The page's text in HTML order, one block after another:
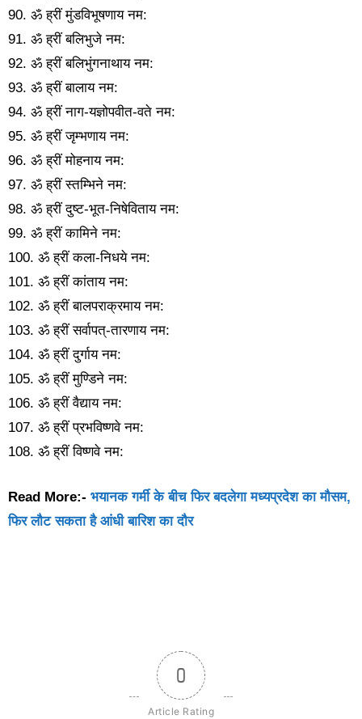
90. ॐ ह्रीं मुंडविभूषणाय नम:
91. ॐ ह्रीं बलिभुजे नम:
92. ॐ ह्रीं बलिभुंगनाथाय नम:
93. ॐ ह्रीं बालाय नम:
94. ॐ ह्रीं नाग-यज्ञोपवीत-वते नम:
95. ॐ ह्रीं जृम्भणाय नम:
96. ॐ ह्रीं मोहनाय नम:
97. ॐ ह्रीं स्तम्भिने नम:
98. ॐ ह्रीं दुष्ट-भूत-निषेविताय नम:
99. ॐ ह्रीं कामिने नम:
100. ॐ ह्रीं कला-निधये नम:
101. ॐ ह्रीं कांताय नम:
102. ॐ ह्रीं बालपराक्रमाय नम:
103. ॐ ह्रीं सर्वापत्-तारणाय नम:
104. ॐ ह्रीं दुर्गाय नम:
105. ॐ ह्रीं मुण्डिने नम:
106. ॐ ह्रीं वैद्याय नम:
107. ॐ ह्रीं प्रभविष्णवे नम:
108. ॐ ह्रीं विष्णवे नम:
Read More:- भयानक गर्मी के बीच फिर बदलेगा मध्यप्रदेश का मौसम,
फिर लौट सकता है आंधी बारिश का दौर
0
Article Rating